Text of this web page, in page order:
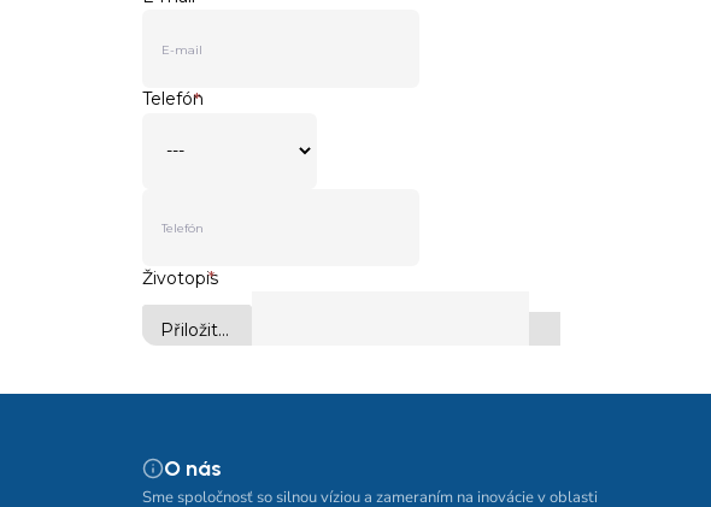
O nás
Sme spoločnosť so silnou víziou a zameraním na inovácie v oblasti